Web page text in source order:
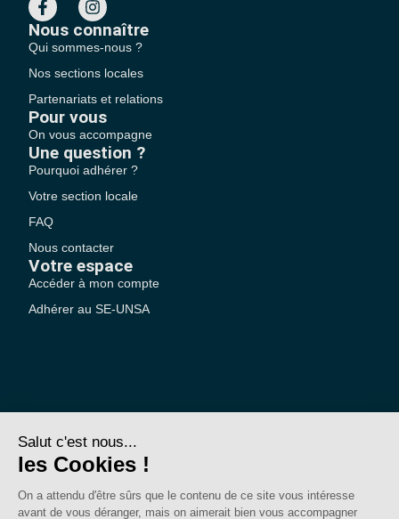
Nous connaître
Qui sommes-nous ?
Nos sections locales
Partenariats et relations
Pour vous
On vous accompagne
Une question ?
Pourquoi adhérer ?
Votre section locale
FAQ
Nous contacter
Votre espace
Accéder à mon compte
Adhérer au SE-UNSA
SE-Unsa est un syndicat de l’UNSA